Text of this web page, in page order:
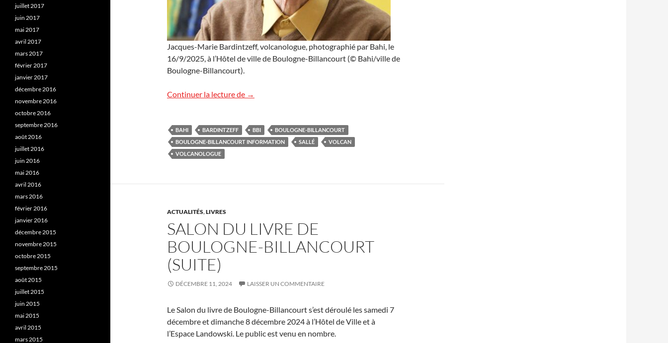
Jacques-Marie Bardintzeff, volcanologue, photographié par Bahi, le
16/9/2025, à l’Hôtel de ville de Boulogne-Billancourt (© Bahi/ville de
Boulogne-Billancourt).
Continuer la lecture de BBI – Un boulonnais au cœur des volcans
→
BAHI BARDINTZEFF BBI
BOULOGNE-BILLANCOURT
BOULOGNE-BILLANCOURT INFORMATION
SALLÉ
VOLCAN
VOLCANOLOGUE
ACTUALITÉS,LIVRES
SALON DU LIVRE DE
BOULOGNE-BILLANCOURT
(SUITE)
DÉCEMBRE 11, 2024 LAISSER UN COMMENTAIRE
Le Salon du livre de Boulogne-Billancourt s’est déroulé les samedi 7
décembre et dimanche 8 décembre 2024 à l’Hôtel de Ville et à
l’Espace Landowski. Le public est venu en nombre.
juillet 2017
juin 2017
mai 2017
avril 2017
mars 2017
février 2017
janvier 2017
décembre 2016
novembre 2016
octobre 2016
septembre 2016
août 2016
juillet 2016
juin 2016
mai 2016
avril 2016
mars 2016
février 2016
janvier 2016
décembre 2015
novembre 2015
octobre 2015
septembre 2015
août 2015
juillet 2015
juin 2015
mai 2015
avril 2015
mars 2015